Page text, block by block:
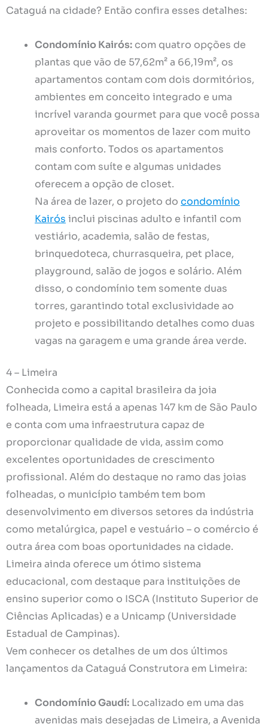
Cataguá na cidade? Então confira esses detalhes:
Condomínio Kairós: com quatro opções de
plantas que vão de 57,62m² a 66,19m², os
apartamentos contam com dois dormitórios,
ambientes em conceito integrado e uma
incrível varanda gourmet para que você possa
aproveitar os momentos de lazer com muito
mais conforto. Todos os apartamentos
contam com suíte e algumas unidades
oferecem a opção de closet.
Na área de lazer, o projeto do condomínio
Kairós inclui piscinas adulto e infantil com
vestiário, academia, salão de festas,
brinquedoteca, churrasqueira, pet place,
playground, salão de jogos e solário. Além
disso, o condomínio tem somente duas
torres, garantindo total exclusividade ao
projeto e possibilitando detalhes como duas
vagas na garagem e uma grande área verde.
4 – Limeira
Conhecida como a capital brasileira da joia
folheada, Limeira está a apenas 147 km de São Paulo
e conta com uma infraestrutura capaz de
proporcionar qualidade de vida, assim como
excelentes oportunidades de crescimento
profissional. Além do destaque no ramo das joias
folheadas, o município também tem bom
desenvolvimento em diversos setores da indústria
como metalúrgica, papel e vestuário – o comércio é
outra área com boas oportunidades na cidade.
Limeira ainda oferece um ótimo sistema
educacional, com destaque para instituições de
ensino superior como o ISCA (Instituto Superior de
Ciências Aplicadas) e a Unicamp (Universidade
Estadual de Campinas).
Vem conhecer os detalhes de um dos últimos
lançamentos da Cataguá Construtora em Limeira:
Condomínio Gaudí: Localizado em uma das
avenidas mais desejadas de Limeira, a Avenida